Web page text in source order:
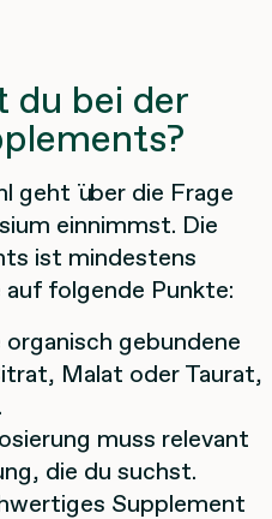
du bei der
geht über die Frage
einnimmst. Die
ist mindestens
folgende Punkte:
organisch gebundene
Malat oder Taurat,
muss relevant
die du suchst.
Supplement